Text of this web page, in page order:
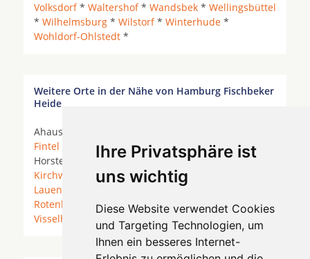
Ihre Privatsphäre ist
uns wichtig
Diese Website verwendet Cookies
und Targeting Technologien, um
Ihnen ein besseres Internet-
Volksdorf* Waltershof* Wandsbek * Wellingsbüttel
* Wilhelmsburg * Wilstorf* Winterhude *
Wohldorf-Ohlstedt *
Weitere Orte in der Nähe von Hamburg Fischbeker
Heide
Ahausen *
Fintel
Heeslingen* Hellwege * Hemsbünde *
Horstedt (Niedersachsen) *Kirchlinteln*
Kirchwalsede *Langwedel (Kreis Verden/Aller)
Lauenbrück
* Reeßum *
Rotenburg (Wümme)*Scheeßel*Sottrum *
Visselhövede
* Westerwalsede * Zeven